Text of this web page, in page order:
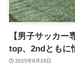
【男子サッカ
top、2ndともに
2025年9月29日